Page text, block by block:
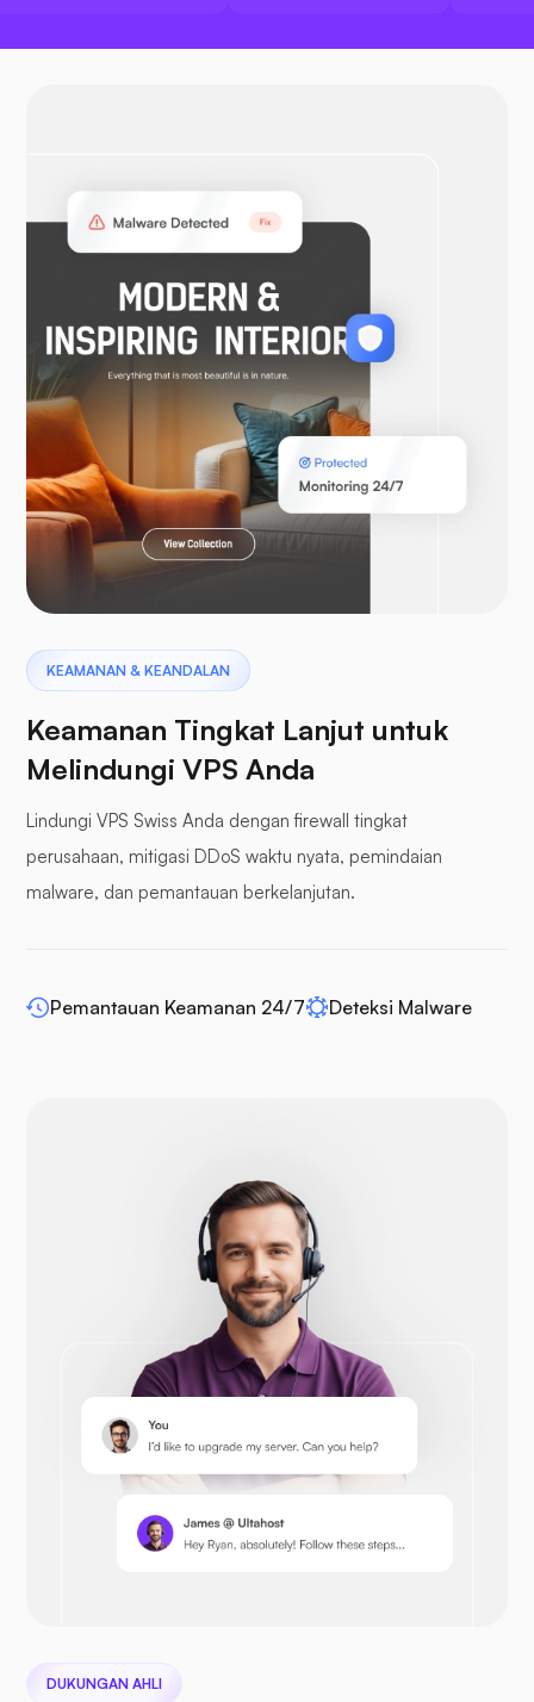
WooCommerce
Bahasa Pemrograman Laravel
Pterodactyl
Panel penyangga
WP-memperluas
Buka Keranjang
Prestashop
KEAMANAN & KEANDALAN
Keamanan Tingkat Lanjut untuk
Melindungi VPS Anda
Lindungi VPS Swiss Anda dengan firewall tingkat
perusahaan, mitigasi DDoS waktu nyata, pemindaian
malware, dan pemantauan berkelanjutan.
Pemantauan Keamanan 24/7 Deteksi Malware
DUKUNGAN AHLI